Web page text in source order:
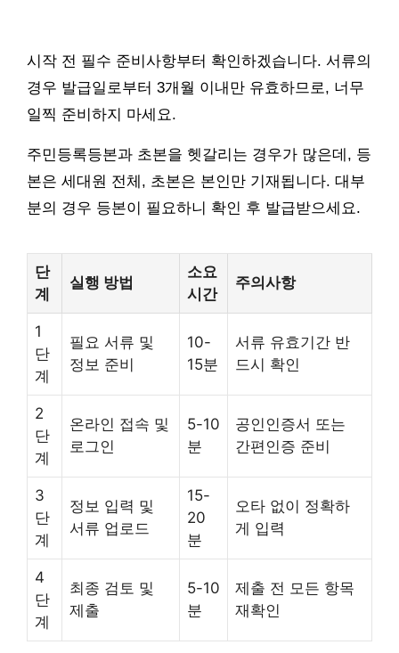
시작 전 필수 준비사항부터 확인하겠습니다. 서류의
경우 발급일로부터 3개월 이내만 유효하므로, 너무
일찍 준비하지 마세요.
주민등록등본과 초본을 헷갈리는 경우가 많은데, 등
본은 세대원 전체, 초본은 본인만 기재됩니다. 대부
분의 경우 등본이 필요하니 확인 후 발급받으세요.
단
계
실행 방법
소요
시간
주의사항
1
단
계
필요 서류 및
정보 준비
10-
15분
서류 유효기간 반
드시 확인
2
단
계
온라인 접속 및
로그인
5-10
분
공인인증서 또는
간편인증 준비
3
단
계
정보 입력 및
서류 업로드
15-
20
분
오타 없이 정확하
게 입력
4
단
계
최종 검토 및
제출
5-10
분
제출 전 모든 항목
재확인